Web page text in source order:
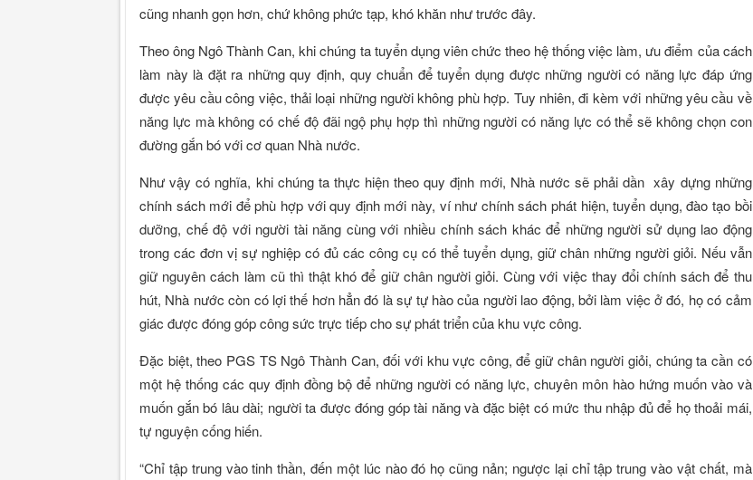
cũng nhanh gọn hơn, chứ không phức tạp, khó khăn như trước đây.
Theo ông Ngô Thành Can, khi chúng ta tuyển dụng viên chức theo hệ thống việc làm, ưu điểm của cách
làm này là đặt ra những quy định, quy chuẩn để tuyển dụng được những người có năng lực đáp ứng
được yêu cầu công việc, thải loại những người không phù hợp. Tuy nhiên, đi kèm với những yêu cầu về
năng lực mà không có chế độ đãi ngộ phụ hợp thì những người có năng lực có thể sẽ không chọn con
đường gắn bó với cơ quan Nhà nước.
Như vậy có nghĩa, khi chúng ta thực hiện theo quy định mới, Nhà nước sẽ phải dần xây dựng những
chính sách mới để phù hợp với quy định mới này, ví như chính sách phát hiện, tuyển dụng, đào tạo bồi
dưỡng, chế độ với người tài năng cùng với nhiều chính sách khác để những người sử dụng lao động
trong các đơn vị sự nghiệp có đủ các công cụ có thể tuyển dụng, giữ chân những người giỏi. Nếu vẫn
giữ nguyên cách làm cũ thì thật khó để giữ chân người giỏi. Cùng với việc thay đổi chính sách để thu
hút, Nhà nước còn có lợi thế hơn hẳn đó là sự tự hào của người lao động, bởi làm việc ở đó, họ có cảm
giác được đóng góp công sức trực tiếp cho sự phát triển của khu vực công.
Đặc biệt, theo PGS TS Ngô Thành Can, đối với khu vực công, để giữ chân người giỏi, chúng ta cần có
một hệ thống các quy định đồng bộ để những người có năng lực, chuyên môn hào hứng muốn vào và
muốn gắn bó lâu dài; người ta được đóng góp tài năng và đặc biệt có mức thu nhập đủ để họ thoải mái,
tự nguyện cống hiến.
“Chỉ tập trung vào tinh thần, đến một lúc nào đó họ cũng nản; ngược lại chỉ tập trung vào vật chất, mà